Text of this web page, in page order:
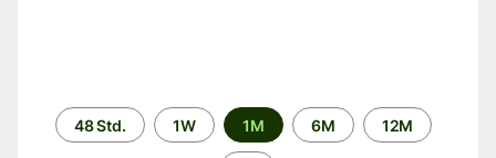
Zeitraum
48 Std. 1W 1M 6M 12M